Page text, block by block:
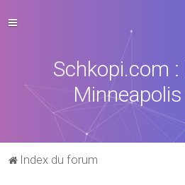
Schkopi.com
Index du forum